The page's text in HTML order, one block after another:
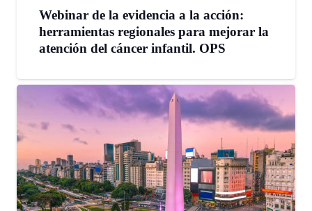
Webinar de la evidencia a la acción:
herramientas regionales para mejorar la
atención del cáncer infantil. OPS